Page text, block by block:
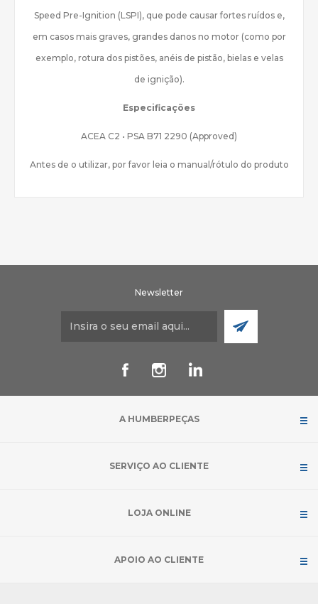
Speed Pre-Ignition (LSPI), que pode causar fortes ruídos e,
em casos mais graves, grandes danos no motor (como por
exemplo, rotura dos pistões, anéis de pistão, bielas e velas
de ignição).
Especificações
ACEA C2 • PSA B71 2290 (Approved)
Antes de o utilizar, por favor leia o manual/rótulo do produto
Newsletter
A HUMBERPEÇAS
SERVIÇO AO CLIENTE
LOJA ONLINE
APOIO AO CLIENTE